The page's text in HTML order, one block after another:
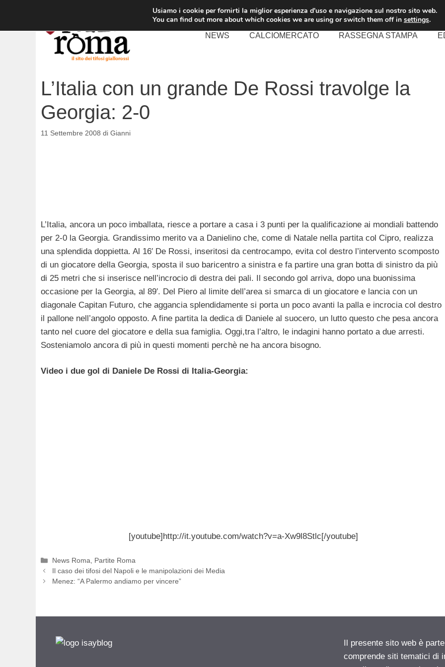
contenuto
NEWS CALCIOMERCATO RASSEGNA STAMPA
L’Italia con un grande De Rossi travolge la
Georgia: 2-0
11 Settembre 2008 di Gianni
L’Italia, ancora un poco imballata, riesce a portare a casa i 3 punti per la qualificazione ai mondiali battendo
per 2-0 la Georgia. Grandissimo merito va a Danielino che, come di Natale nella partita col Cipro, realizza
una splendida doppietta. Al 16′ De Rossi, inseritosi da centrocampo, evita col destro l’intervento scomposto
di un giocatore della Georgia, sposta il suo baricentro a sinistra e fa partire una gran botta di sinistro da più
di 25 metri che si inserisce nell’incrocio di destra dei pali. Il secondo gol arriva, dopo una buonissima
occasione per la Georgia, al 89′. Del Piero al limite dell’area si smarca di un giocatore e lancia con un
diagonale Capitan Futuro, che aggancia splendidamente si porta un poco avanti la palla e incrocia col destro
il pallone nell’angolo opposto. A fine partita la dedica di Daniele al suocero, un lutto questo che pesa ancora
tanto nel cuore del giocatore e della sua famiglia. Oggi,tra l’altro, le indagini hanno portato a due arresti.
Sosteniamolo ancora di più in questi momenti perchè ne ha ancora bisogno.
Video i due gol di Daniele De Rossi di Italia-Georgia:
[youtube]http://it.youtube.com/watch?v=a-Xw9l8Stlc[/youtube]
Categorie
News Roma
Partite Roma
Il caso dei tifosi del Napoli e le manipolazioni dei Media
Menez: “A Palermo andiamo per vincere”
Il presente sito web è
comprende siti tematici di
Usiamo i cookie per fornirti la miglior esperienza d'uso e navigazione sul nostro sito web.
You can find out more about which cookies we are using or switch them off in settings.